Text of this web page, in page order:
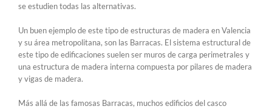
se estudien todas las alternativas.
Un buen ejemplo de este tipo de estructuras de madera en Valencia
y su área metropolitana, son las Barracas. El sistema estructural de
este tipo de edificaciones suelen ser muros de carga perimetrales y
una estructura de madera interna compuesta por pilares de madera
y vigas de madera.
Más allá de las famosas Barracas, muchos edificios del casco